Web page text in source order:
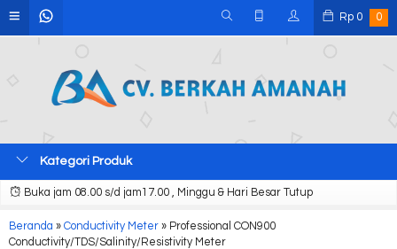
Rp 0 0
Kategori Produk
Buka jam 08.00 s/d jam17.00 , Minggu & Hari Besar Tutup
Beranda » Conductivity Meter » Professional CON900
Conductivity/TDS/Salinity/Resistivity Meter